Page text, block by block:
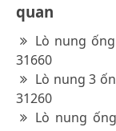
quan
Lò nung
31660
Lò nung 3
31260
Lò nung